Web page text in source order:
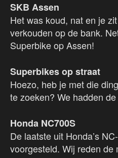
SKB Assen
Het was koud, nat en je
verkouden op de bank.
Superbike op Assen!
Superbikes op straat
Hoezo, heb je met die
te zoeken? We hadden
Honda NC700S
De laatste uit Honda’s
voorgesteld. Wij reden de